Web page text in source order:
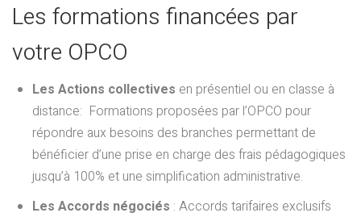
Les formations financées par
votre OPCO
Les Actions collectives en présentiel ou en classe à
distance: Formations proposées par l’OPCO pour
répondre aux besoins des branches permettant de
bénéficier d’une prise en charge des frais pédagogiques
jusqu’à 100% et une simplification administrative.
Les Accords négociés : Accords tarifaires exclusifs